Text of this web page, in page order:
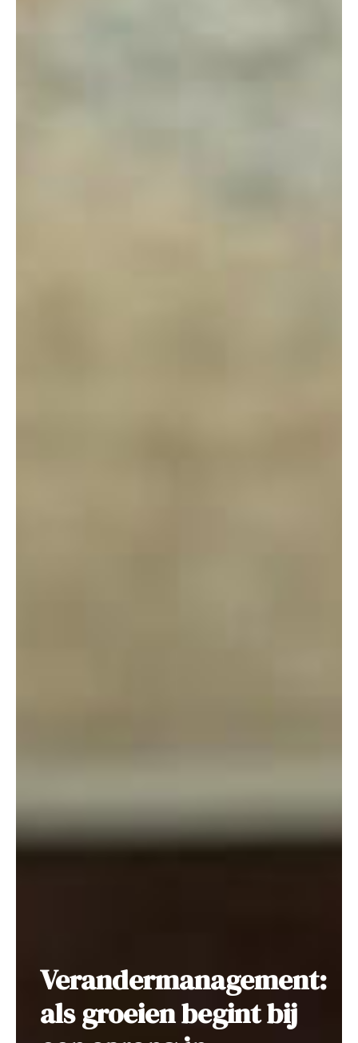
Verandermanagement:
als groeien begint bij